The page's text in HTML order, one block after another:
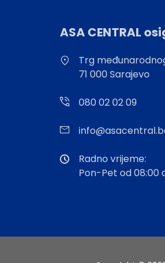
ASA CENTRAL
Trg
71 000 Sarajevo
080 02 02 09
Radno vrijeme:
Pon-Pet od 08:00